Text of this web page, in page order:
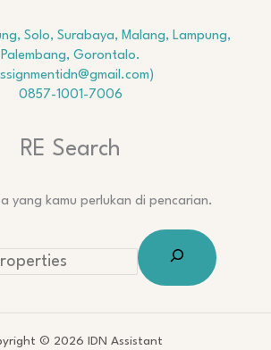
Solo, Surabaya, Malang, Lampung,
Palembang, Gorontalo.
0857-1001-7006
RE Search
yang kamu perlukan di pencarian.
© 2026 IDN Assistant